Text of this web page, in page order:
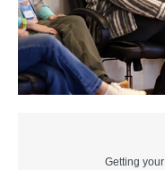
Getting your